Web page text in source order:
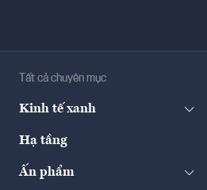
Tất cả chuyên mục
Kinh tế xanh
Hạ tầng
Ấn phẩm